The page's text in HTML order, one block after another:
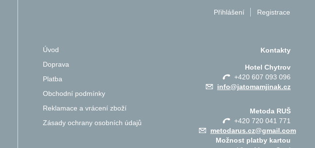
Přihlášení Registrace
Úvod
Doprava
Platba
Obchodní podmínky
Reklamace a vrácení zboží
Zásady ochrany osobních údajů
Kontakty
Hotel Chytrov
+420 607 093 096
info@jatomamjinak.cz
Metoda RUŠ
+420 720 041 771
metodarus.cz@gmail.com
Možnost platby kartou